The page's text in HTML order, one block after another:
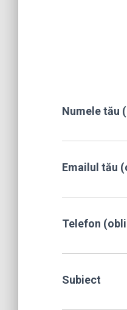
Numele tău
Emailul tău
Telefon
Subiect